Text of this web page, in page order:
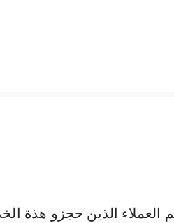
العملاء الذين حجزو هذة